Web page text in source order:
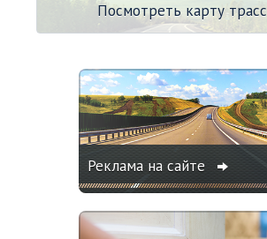
Посмотреть карту трасс
Реклама на сайте